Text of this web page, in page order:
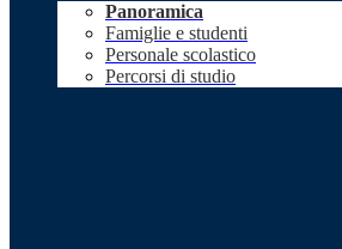
Panoramica
Famiglie e studenti
Personale scolastico
Percorsi di studio